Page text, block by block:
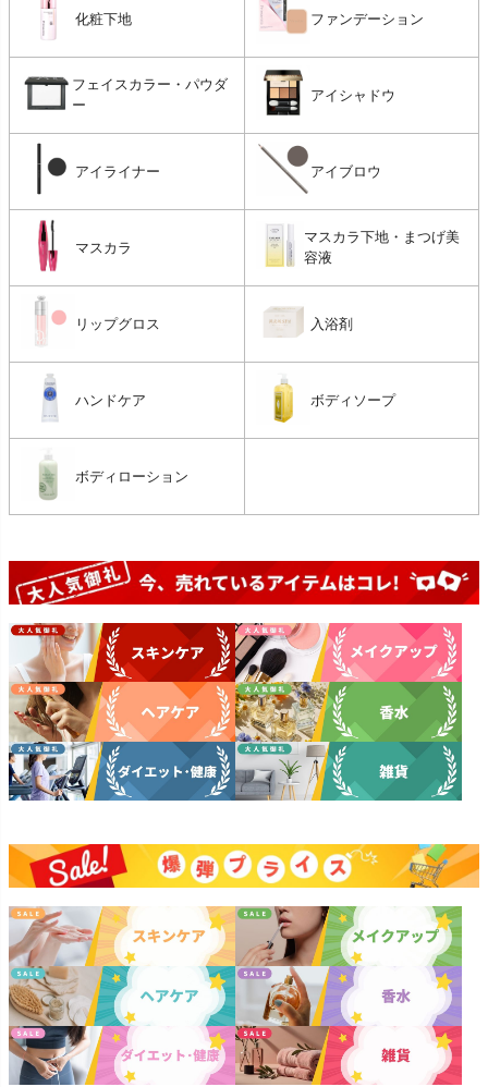
化粧下地 ファンデーション
フェイスカラー・パウダ
ー
アイシャドウ
アイライナー アイブロウ
マスカラ
マスカラ下地・まつげ美
容液
リップグロス 入浴剤
ハンドケア ボディソープ
ボディローション